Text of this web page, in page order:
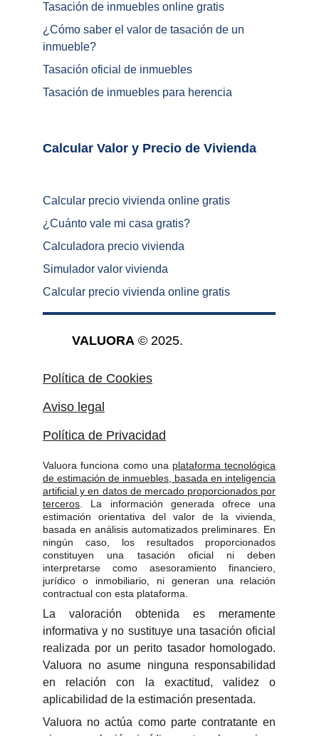
Valuora funciona como una plataforma tecnológica
de estimación de inmuebles, basada en inteligencia
artificial y en datos de mercado proporcionados por
terceros . La información generada ofrece una
estimación orientativa del valor de la vivienda,
basada en análisis automatizados preliminares. En
ningún caso, los resultados proporcionados
constituyen una tasación oficial ni deben
interpretarse como asesoramiento financiero,
jurídico o inmobiliario, ni generan una relación
contractual con esta plataforma.
La valoración obtenida es meramente
informativa y no sustituye una tasación oficial
realizada por un perito tasador homologado.
Valuora no asume ninguna responsabilidad
en relación con la exactitud, validez o
aplicabilidad de la estimación presentada.
Valuora no actúa como parte contratante en
VALUORA © 2025.
Aviso legal
Política de Privacidad
Política de Cookies
Tasación de inmuebles online gratis
¿ Cómo saber el valor de tasación de un
inmueble?
Tasación oficial de inmuebles
Tasación de inmuebles para herencia
Calcular precio vivienda online gratis
¿ Cuánto vale mi casa gratis?
Calculadora precio vivienda
Simulador valor vivienda
Calcular precio vivienda online gratis